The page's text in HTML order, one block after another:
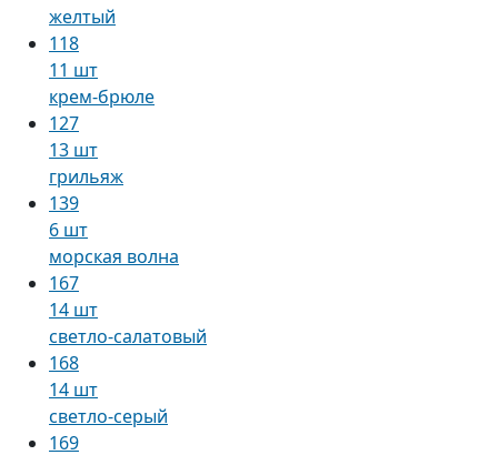
желтый
118
11 шт
крем-брюле
127
13 шт
грильяж
139
6 шт
морская волна
167
14 шт
светло-салатовый
168
14 шт
светло-серый
169